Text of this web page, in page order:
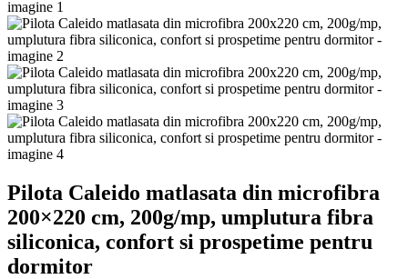
Pilota Caleido matlasata din microfibra
200×220 cm, 200g/mp, umplutura fibra
siliconica, confort si prospetime pentru
dormitor